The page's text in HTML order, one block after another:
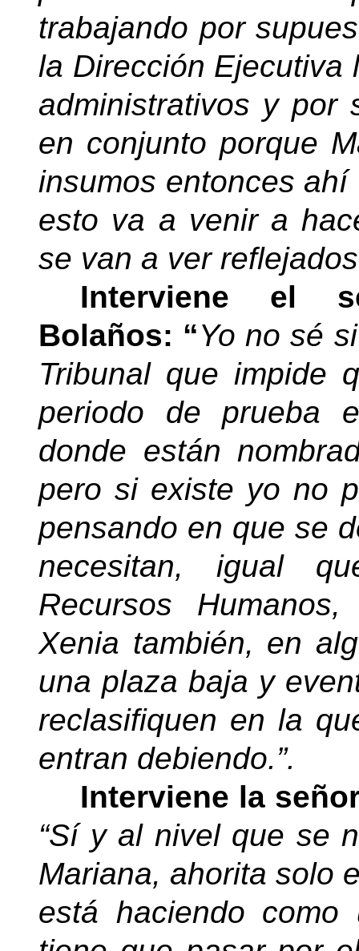
trabajando por
la Dirección Ejecutiva
administrativos y por
en conjunto porque
insumos entonces
esto va a venir a
se van a ver
Interviene el
Bolaños: “Yo no sé
Tribunal que impide
periodo de prueba
donde están
pero si existe yo no
pensando en que se
necesitan, igual
Recursos
Xenia también, en
una plaza baja y
reclasifiquen en la
entran debiendo.”.
Interviene la
“Sí y al nivel que se
Mariana, ahorita solo
está haciendo como